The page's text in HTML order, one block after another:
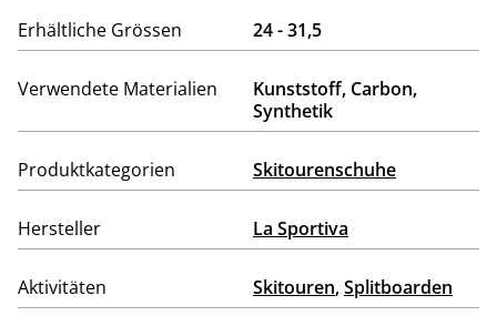
Erhältliche Grössen 24 - 31,5
Verwendete Materialien
Kunststoff, Carbon,
Synthetik
Produktkategorien Skitourenschuhe
Hersteller La Sportiva
Aktivitäten Skitouren,Splitboarden